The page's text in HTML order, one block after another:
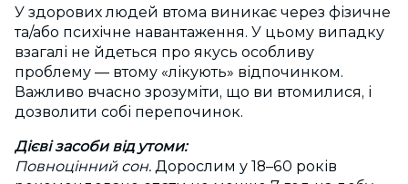
У здорових людей втома виникає через фізичне
та/або психічне навантаження. У цьому випадку
взагалі не йдеться про якусь особливу
проблему — втому «лікують» відпочинком.
Важливо вчасно зрозуміти, що ви втомилися, і
дозволити собі перепочинок.
Дієві засоби від утоми:
Повноцінний сон. Дорослим у 18–60 років